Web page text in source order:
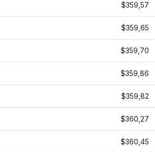
$359,57
$359,65
$359,70
$359,86
$359,82
$360,27
$360,45